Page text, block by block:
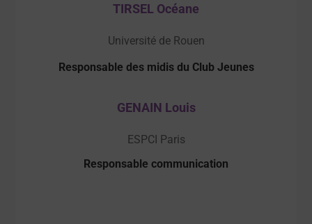
TIRSEL Océane
Université de Rouen
Responsable des midis du Club Jeunes
GENAIN Louis
ESPCI Paris
Responsable communication